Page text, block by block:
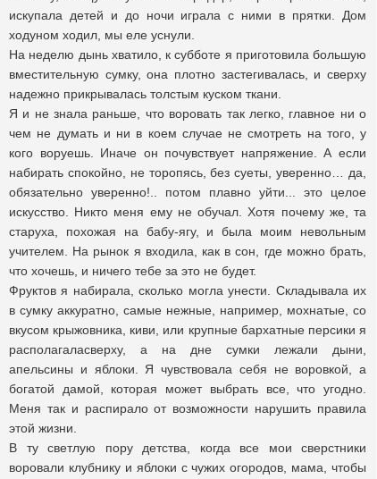
искупала детей и до ночи играла с ними в прятки. Дом
ходуном ходил, мы еле уснули.
На неделю дынь хватило, к субботе я приготовила большую
вместительную сумку, она плотно застегивалась, и сверху
надежно прикрывалась толстым куском ткани.
Я и не знала раньше, что воровать так легко, главное ни о
чем не думать и ни в коем случае не смотреть на того, у
кого воруешь. Иначе он почувствует напряжение. А если
набирать спокойно, не торопясь, без суеты, уверенно… да,
обязательно уверенно!.. потом плавно уйти... это целое
искусство. Никто меня ему не обучал. Хотя почему же, та
старуха, похожая на бабу-ягу, и была моим невольным
учителем. На рынок я входила, как в сон, где можно брать,
что хочешь, и ничего тебе за это не будет.
Фруктов я набирала, сколько могла унести. Складывала их
в сумку аккуратно, самые нежные, например, мохнатые, со
вкусом крыжовника, киви, или крупные бархатные персики я
располагаласверху, а на дне сумки лежали дыни,
апельсины и яблоки. Я чувствовала себя не воровкой, а
богатой дамой, которая может выбрать все, что угодно.
Меня так и распирало от возможности нарушить правила
этой жизни.
В ту светлую пору детства, когда все мои сверстники
воровали клубнику и яблоки с чужих огородов, мама, чтобы